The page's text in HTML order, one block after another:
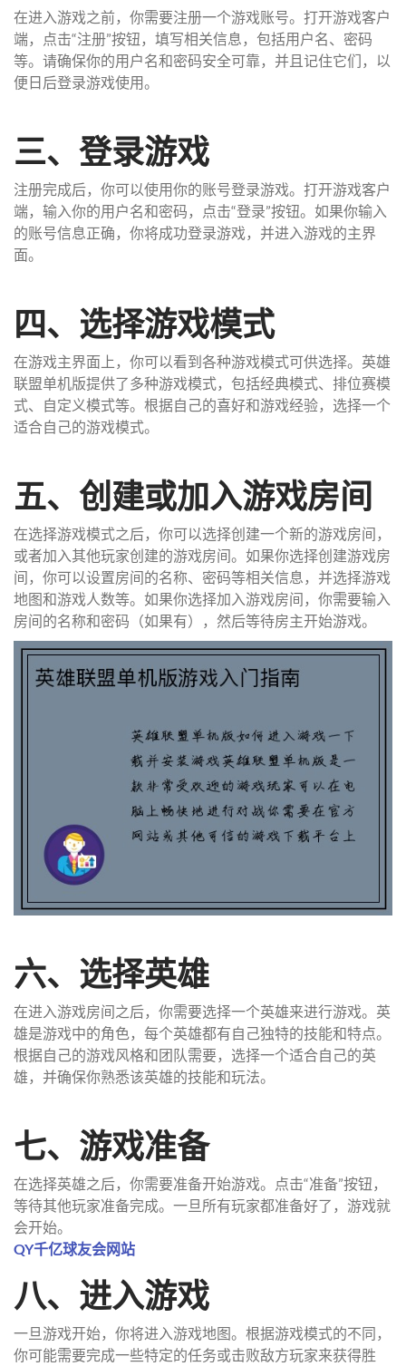
在进入游戏之前，你需要注册一个游戏账号。打开游戏客户
端，点击“注册”按钮，填写相关信息，包括用户名、密码
等。请确保你的用户名和密码安全可靠，并且记住它们，以
便日后登录游戏使用。
三、登录游戏
注册完成后，你可以使用你的账号登录游戏。打开游戏客户
端，输入你的用户名和密码，点击“登录”按钮。如果你输入
的账号信息正确，你将成功登录游戏，并进入游戏的主界
面。
四、选择游戏模式
在游戏主界面上，你可以看到各种游戏模式可供选择。英雄
联盟单机版提供了多种游戏模式，包括经典模式、排位赛模
式、自定义模式等。根据自己的喜好和游戏经验，选择一个
适合自己的游戏模式。
五、创建或加入游戏房间
在选择游戏模式之后，你可以选择创建一个新的游戏房间，
或者加入其他玩家创建的游戏房间。如果你选择创建游戏房
间，你可以设置房间的名称、密码等相关信息，并选择游戏
地图和游戏人数等。如果你选择加入游戏房间，你需要输入
房间的名称和密码（如果有），然后等待房主开始游戏。
六、选择英雄
在进入游戏房间之后，你需要选择一个英雄来进行游戏。英
雄是游戏中的角色，每个英雄都有自己独特的技能和特点。
根据自己的游戏风格和团队需要，选择一个适合自己的英
雄，并确保你熟悉该英雄的技能和玩法。
七、游戏准备
在选择英雄之后，你需要准备开始游戏。点击“准备”按钮，
等待其他玩家准备完成。一旦所有玩家都准备好了，游戏就
会开始。
QY千亿球友会网站
八、进入游戏
一旦游戏开始，你将进入游戏地图。根据游戏模式的不同，
你可能需要完成一些特定的任务或击败敌方玩家来获得胜